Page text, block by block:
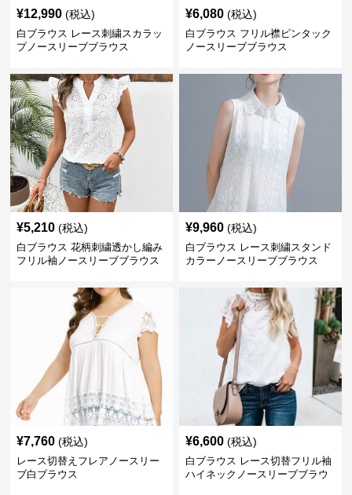
¥12,990 (税込)
白ブラウス レース刺繍スカラッ
プノースリーブブラウス
¥6,080 (税込)
白ブラウス フリル襟ピンタック
ノースリーブブラウス
¥5,210 (税込)
白ブラウス 花柄刺繍透かし編み
フリル袖ノースリーブブラウス
¥9,960 (税込)
白ブラウス レース刺繍スタンド
カラーノースリーブブラウス
¥7,760 (税込)
レース切替えフレアノースリー
ブ白ブラウス
¥6,600 (税込)
白ブラウス レース切替フリル袖
ハイネックノースリーブブラウ